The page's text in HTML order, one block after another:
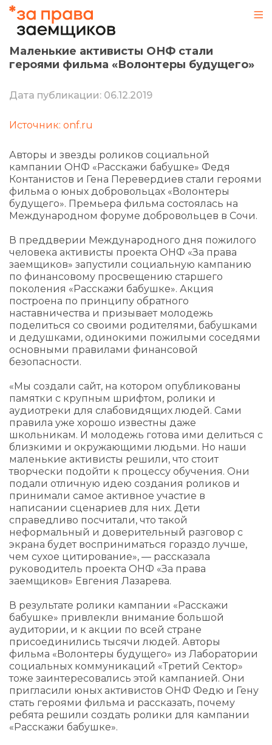
Маленькие активисты ОНФ стали
героями фильма «Волонтеры будущего»
Дата публикации: 06.12.2019
Источник: onf.ru
Авторы и звезды роликов социальной
кампании ОНФ «Расскажи бабушке» Федя
Контанистов и Гена Перевердиев стали героями
фильма о юных добровольцах «Волонтеры
будущего». Премьера фильма состоялась на
Международном форуме добровольцев в Сочи.
В преддверии Международного дня пожилого
человека активисты проекта ОНФ «За права
заемщиков» запустили социальную кампанию
по финансовому просвещению старшего
поколения «Расскажи бабушке». Акция
построена по принципу обратного
наставничества и призывает молодежь
поделиться со своими родителями, бабушками
и дедушками, одинокими пожилыми соседями
основными правилами финансовой
безопасности.
«Мы создали сайт, на котором опубликованы
памятки с крупным шрифтом, ролики и
аудиотреки для слабовидящих людей. Сами
правила уже хорошо известны даже
школьникам. И молодежь готова ими делиться с
близкими и окружающими людьми. Но наши
маленькие активисты решили, что стоит
творчески подойти к процессу обучения. Они
подали отличную идею создания роликов и
принимали самое активное участие в
написании сценариев для них. Дети
справедливо посчитали, что такой
неформальный и доверительный разговор с
экрана будет восприниматься гораздо лучше,
чем сухое цитирование», — рассказала
руководитель проекта ОНФ «За права
заемщиков» Евгения Лазарева.
В результате ролики кампании «Расскажи
бабушке» привлекли внимание большой
аудитории, и к акции по всей стране
присоединились тысячи людей. Авторы
фильма «Волонтеры будущего» из Лаборатории
социальных коммуникаций «Третий Сектор»
тоже заинтересовались этой кампанией. Они
пригласили юных активистов ОНФ Федю и Гену
стать героями фильма и рассказать, почему
ребята решили создать ролики для кампании
«Расскажи бабушке».